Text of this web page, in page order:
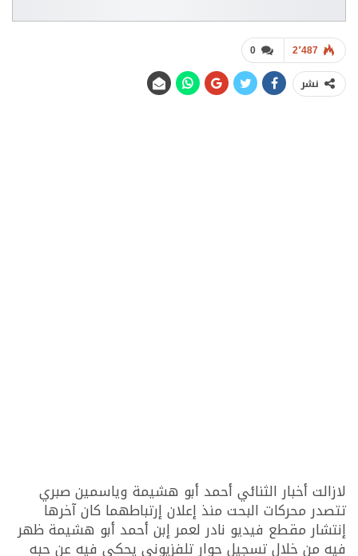
0 2٬487
نشر
لازالت أخبار الثنائي أحمد أبو هشيمة وياسمين صبري
تتصدر محركات البحت منذ إعلان إرتباطهما كان آخرها
إنتشار مقطع فيديو نادر لعمر إبن أحمد أبو هشيمة ظهر
فيه من خلال تسجيل حوار تلفزيوني يحكي فيه عن حبه